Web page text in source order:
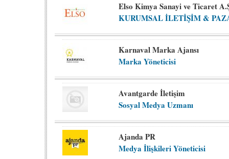
Elso Kimya Sanayi ve Ticaret
KURUMSAL İLETİŞİM &
Karnaval Marka Ajansı
Marka Yöneticisi
Avantgarde İletişim
Sosyal Medya Uzmanı
Ajanda PR
Medya İlişkileri Yöneticisi